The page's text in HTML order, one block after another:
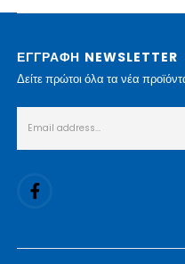
ΕΓΓΡΑΦΗ NEWSLETTER
Δείτε πρώτοι όλα τα νέα